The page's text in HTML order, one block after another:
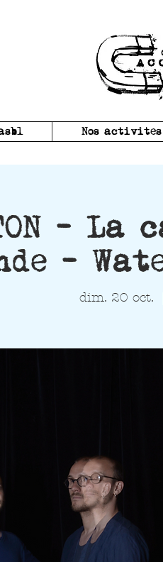
Nos activites
- La
-
dim. 20 oct.